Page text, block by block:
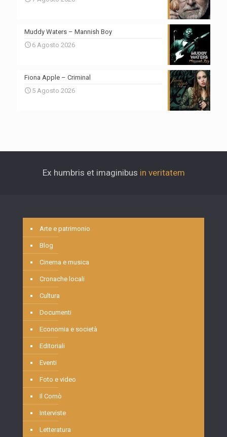
Muddy Waters – Mannish Boy
6 Agosto 2026
Fiona Apple – Criminal
5 Agosto 2026
Ex humbris et imaginibus in veritatem
Arte e patrimonio
Blog
Cinema e musica
Cronache locali
Cultura
Documenti
Economia e società
Editoriali
Eventi
Foto e video
Il Comò
Interviste
Letteratura